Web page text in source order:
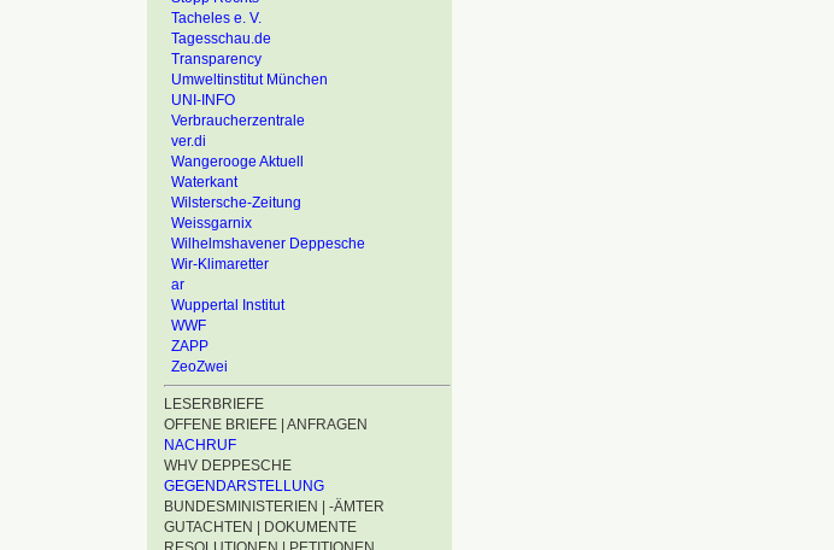
Tacheles e. V.
Tagesschau.de
Transparency
Umweltinstitut München
UNI-INFO
Verbraucherzentrale
ver.di
Wangerooge Aktuell
Waterkant
Wilstersche-Zeitung
Weissgarnix
Wilhelmshavener Deppesche
Wir-Klimaretter
ar
Wuppertal Institut
WWF
ZAPP
ZeoZwei
LESERBRIEFE
OFFENE BRIEFE | ANFRAGEN
NACHRUF
WHV DEPPESCHE
GEGENDARSTELLUNG
BUNDESMINISTERIEN | -ÄMTER
GUTACHTEN | DOKUMENTE